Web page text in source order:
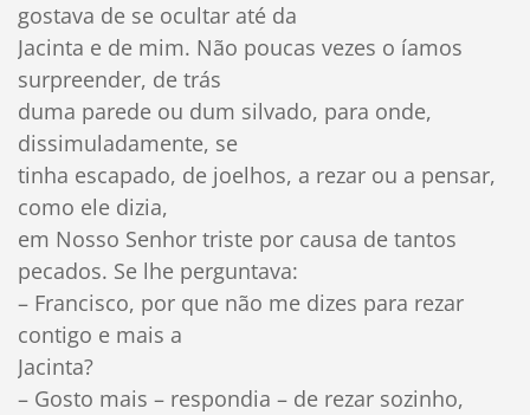
gostava de se ocultar até da
Jacinta e de mim. Não poucas vezes o íamos
surpreender, de trás
duma parede ou dum silvado, para onde,
dissimuladamente, se
tinha escapado, de joelhos, a rezar ou a pensar,
como ele dizia,
em Nosso Senhor triste por causa de tantos
pecados. Se lhe perguntava:
– Francisco, por que não me dizes para rezar
contigo e mais a
Jacinta?
– Gosto mais – respondia – de rezar sozinho,